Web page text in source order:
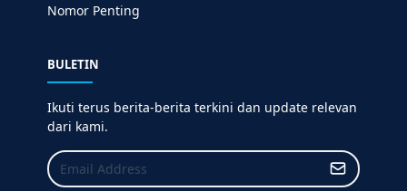
Nomor Penting
BULETIN
Ikuti terus berita-berita terkini dan update relevan
dari kami.